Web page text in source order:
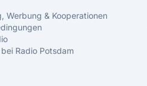
Werbung & Kooperationen
Radio Potsdam